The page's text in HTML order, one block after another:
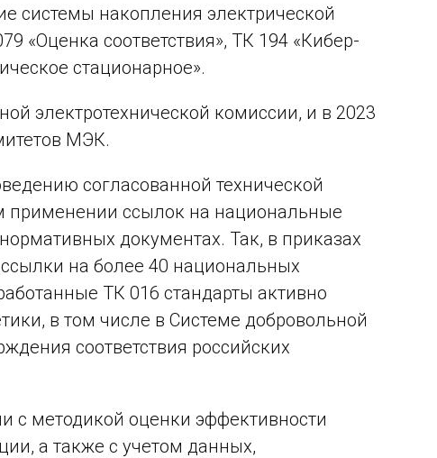
системы накопления электрической
«Оценка соответствия», ТК 194 «Кибер-
стационарное».
электротехнической комиссии, и в 2023
МЭК.
согласованной технической
применении ссылок на национальные
документах. Так, в приказах
на более 40 национальных
ТК 016 стандарты активно
в том числе в Системе добровольной
соответствия российских
с методикой оценки эффективности
а также с учетом данных,